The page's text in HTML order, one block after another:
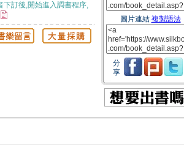
下訂後,開始進入調書程序,
圖片連結 複製語法
分
享